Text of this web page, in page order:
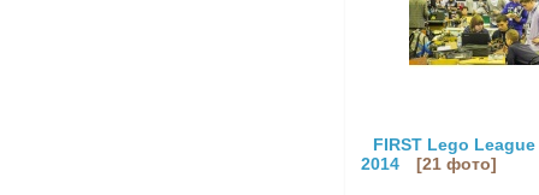
FIRST Lego
2014
[21 фото]